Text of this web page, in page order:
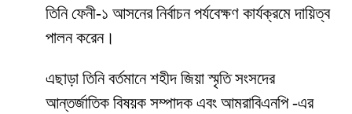
তিনি ফেনী-১ আসনের নির্বাচন পর্যবেক্ষণ কার্যক্রমে দায়িত্ব
পালন করেন।
এছাড়া তিনি বর্তমানে শহীদ জিয়া স্মৃতি সংসদের
আন্তর্জাতিক বিষয়ক সম্পাদক এবং আমরাবিএনপি -এর